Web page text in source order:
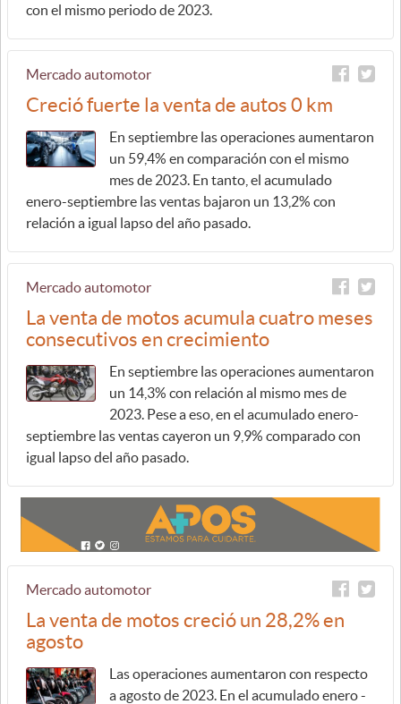
con el mismo periodo de 2023.
Mercado automotor
Creció fuerte la venta de autos 0 km
En septiembre las operaciones aumentaron
un 59,4% en comparación con el mismo
mes de 2023. En tanto, el acumulado
enero-septiembre las ventas bajaron un 13,2% con
relación a igual lapso del año pasado.
Mercado automotor
La venta de motos acumula cuatro meses
consecutivos en crecimiento
En septiembre las operaciones aumentaron
un 14,3% con relación al mismo mes de
2023. Pese a eso, en el acumulado enero-
septiembre las ventas cayeron un 9,9% comparado con
igual lapso del año pasado.
Mercado automotor
La venta de motos creció un 28,2% en
agosto
Las operaciones aumentaron con respecto
a agosto de 2023. En el acumulado enero -